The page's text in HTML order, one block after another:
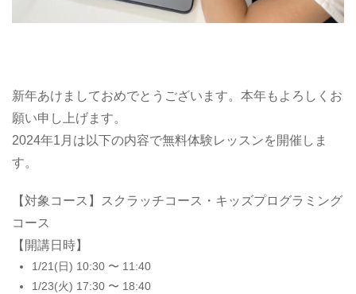
新年あけましておめでとうございます。本年もよろしくお
願い申し上げます。
2024年1月は以下の内容で無料体験レッスンを開催しま
す。
【対象コース】スクラッチコース・キッズプログラミング
コース
【開講日時】
1/21(日) 10:30 〜 11:40
1/23(火) 17:30 〜 18:40